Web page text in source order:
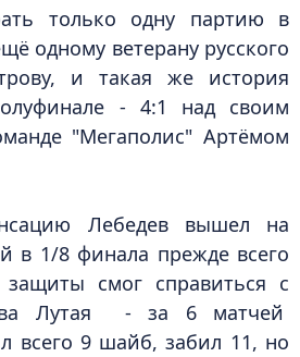
только одну партию в
одному ветерану русского
и такая же история
- 4:1 над своим
"Мегаполис" Артёмом
Лебедев вышел на
в 1/8 финала прежде всего
смог справиться с
Лутая - за 6 матчей
всего 9 шайб, забил 11, но